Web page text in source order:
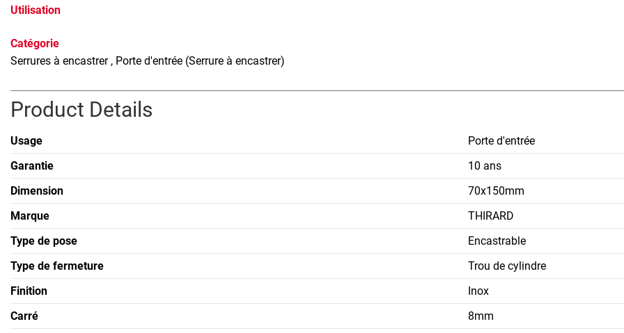
Utilisation
Catégorie
Serrures à encastrer , Porte d'entrée (Serrure à encastrer)
Product Details
Usage
Porte d'entrée
Garantie
10 ans
Dimension
70x150mm
Marque
THIRARD
Type de pose
Encastrable
Type de fermeture
Trou de cylindre
Finition
Inox
Carré
8mm